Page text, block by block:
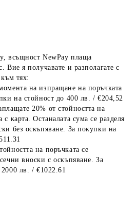
всъщност NewPay плаща
Вие я получавате и разполагате с
тях:
на изпращане на поръчката
на стойност до 400 лв. / €204,52
20% от стойността на
карта. Останалата сума се разделя
без оскъпяване. За покупки на
на поръчката се
вноски с оскъпяване. За
лв. / €1022.61